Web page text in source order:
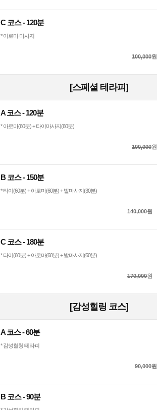
C 코스 - 120분
* 아로마 마사지
100,000원
[스페셜 테라피]
A 코스 - 120분
* 아로마(60분) + 타이마사지(60분)
100,000원
B 코스 - 150분
* 타이(60분) + 아로마(60분) + 발마사지(30분)
140,000원
C 코스 - 180분
* 타이(60분) + 아로마(60분) + 발마사지(60분)
170,000원
[감성힐링 코스]
A 코스 - 60분
* 감성힐링 테라피
90,000원
B 코스 - 90분